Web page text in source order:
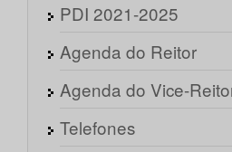
PDI 2021-2025
Agenda do Reitor
Agenda do Vice-
Telefones